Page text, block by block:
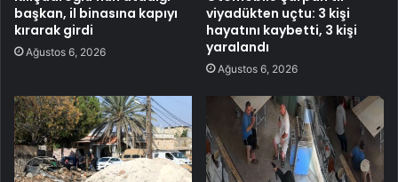
başkan, il binasına kapıyı
kırarak girdi
Ağustos 6, 2026
viyadükten uçtu: 3 kişi
hayatını kaybetti, 3 kişi
yaralandı
Ağustos 6, 2026